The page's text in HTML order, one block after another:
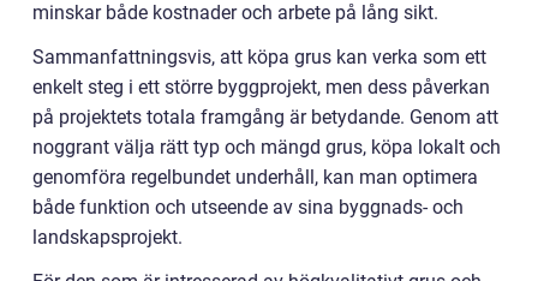
minskar både kostnader och arbete på lång sikt.
Sammanfattningsvis, att köpa grus kan verka som ett
enkelt steg i ett större byggprojekt, men dess påverkan
på projektets totala framgång är betydande. Genom att
noggrant välja rätt typ och mängd grus, köpa lokalt och
genomföra regelbundet underhåll, kan man optimera
både funktion och utseende av sina byggnads- och
landskapsprojekt.